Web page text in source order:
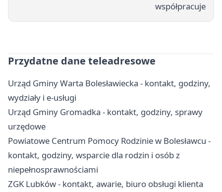
współpracuje
Przydatne dane teleadresowe
Urząd Gminy Warta Bolesławiecka - kontakt, godziny,
wydziały i e-usługi
Urząd Gminy Gromadka - kontakt, godziny, sprawy
urzędowe
Powiatowe Centrum Pomocy Rodzinie w Bolesławcu -
kontakt, godziny, wsparcie dla rodzin i osób z
niepełnosprawnościami
ZGK Lubków - kontakt, awarie, biuro obsługi klienta